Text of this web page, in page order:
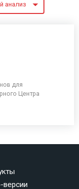
анализ
для
Центра